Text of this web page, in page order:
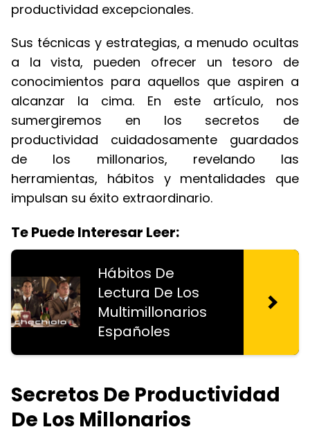
productividad excepcionales.
Sus técnicas y estrategias, a menudo ocultas
a la vista, pueden ofrecer un tesoro de
conocimientos para aquellos que aspiren a
alcanzar la cima. En este artículo, nos
sumergiremos en los secretos de
productividad cuidadosamente guardados
de los millonarios, revelando las
herramientas, hábitos y mentalidades que
impulsan su éxito extraordinario.
Te Puede Interesar Leer:
Hábitos De
Lectura De Los
Multimillonarios
Españoles
Secretos De Productividad
De Los Millonarios